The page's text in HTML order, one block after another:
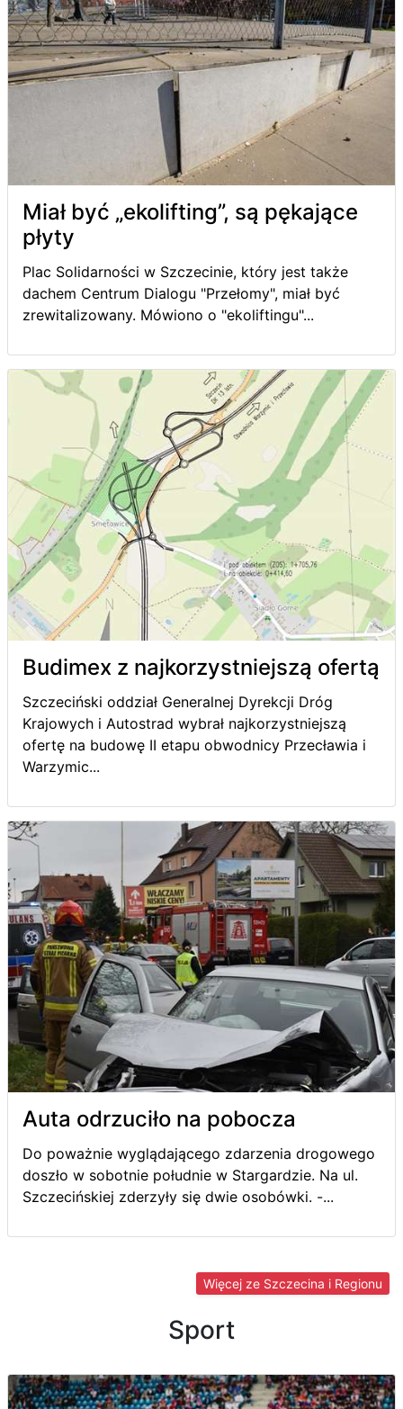
Miał być „ekolifting”, są pękające
płyty
Plac Solidarności w Szczecinie, który jest także
dachem Centrum Dialogu "Przełomy", miał być
zrewitalizowany. Mówiono o "ekoliftingu"...
Budimex z najkorzystniejszą ofertą
Szczeciński oddział Generalnej Dyrekcji Dróg
Krajowych i Autostrad wybrał najkorzystniejszą
ofertę na budowę II etapu obwodnicy Przecławia i
Warzymic...
Auta odrzuciło na pobocza
Do poważnie wyglądającego zdarzenia drogowego
doszło w sobotnie południe w Stargardzie. Na ul.
Szczecińskiej zderzyły się dwie osobówki. -...
Więcej ze Szczecina i Regionu
Sport